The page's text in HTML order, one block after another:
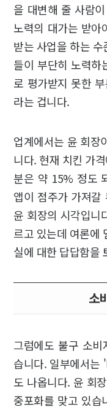
을 대변해 줄 사람
노력의 대가는 받아
받는 사업을 하는
들이 부단히 노력하
로 평가받지 못한
라는 겁니다.
업계에서는 윤 회장
니다. 현재 치킨 가
분은 약 15% 정도
앱이 점주가 가져갈
윤 회장의 시각입니
르고 있는데 여론에
실에 대한 답답함을
소
그럼에도 불구 소
습니다. 일부에서는
도 나옵니다. 윤 회
중포화를 맞고 있습